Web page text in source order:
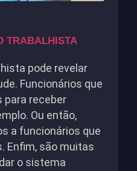
TRABALHISTA
pode revelar
Funcionários que
para receber
Ou então,
a funcionários que
Enfim, são muitas
o sistema